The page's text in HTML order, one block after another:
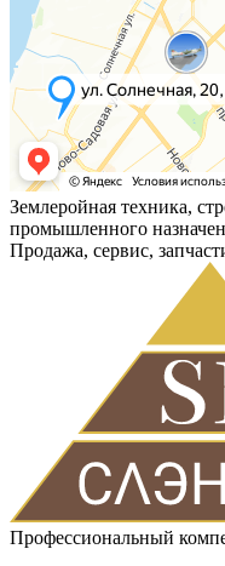
Землеройная техника,
промышленного
Продажа, сервис,
Профессиональный